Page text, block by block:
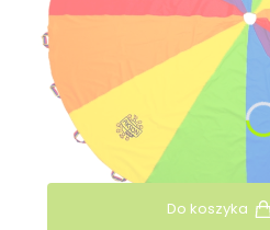
Do koszyka